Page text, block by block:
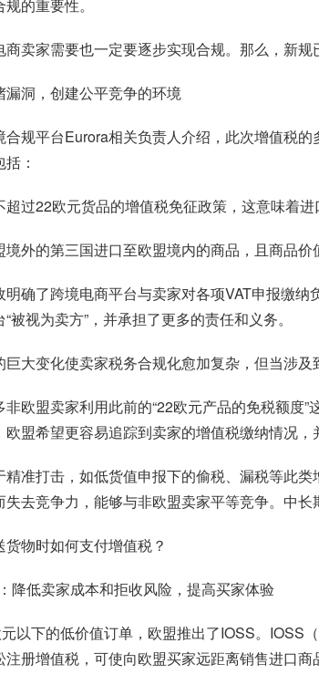
的重要性。
商卖家需要也一定要逐步实现合规。那么，新
漏洞，创建公平竞争的环境
合规平台Eurora相关负责人介绍，此次增值税
：
超过22欧元货品的增值税免征政策，这意味着
境外的第三国进口至欧盟境内的商品，且商品
明确了跨境电商平台与卖家对各项VAT申报缴纳
被视为卖方”，并承担了更多的责任和义务。
巨大变化使卖家税务合规化愈加复杂，但当涉
欧盟卖家利用此前的“22欧元产品的免税额度
欧盟希望更容易追踪到卖家的增值税缴纳情况，
精准打击，如低货值申报下的偷税、漏税等此
失去竞争力，能够与非欧盟卖家平等竞争。中
货物时如何支付增值税？
降低卖家成本和拒收风险，提高买家体验
以下的低价值订单，欧盟推出了IOSS。IOSS
注册增值税，可使向欧盟买家远距离销售进口